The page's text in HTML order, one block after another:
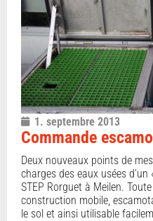
1. septembre 2013
Commande
Deux nouveaux points de
charges des eaux usées
STEP Rorguet à Meilen.
construction mobile,
le sol et ainsi utilisable